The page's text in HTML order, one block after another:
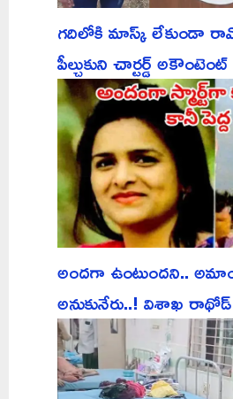
గదిలోకి మాస్క్ లేకుండా
పీల్చుకుని చార్టర్డ్
అందగా ఉంటుందని..
అనుకునేరు..! విశాఖ